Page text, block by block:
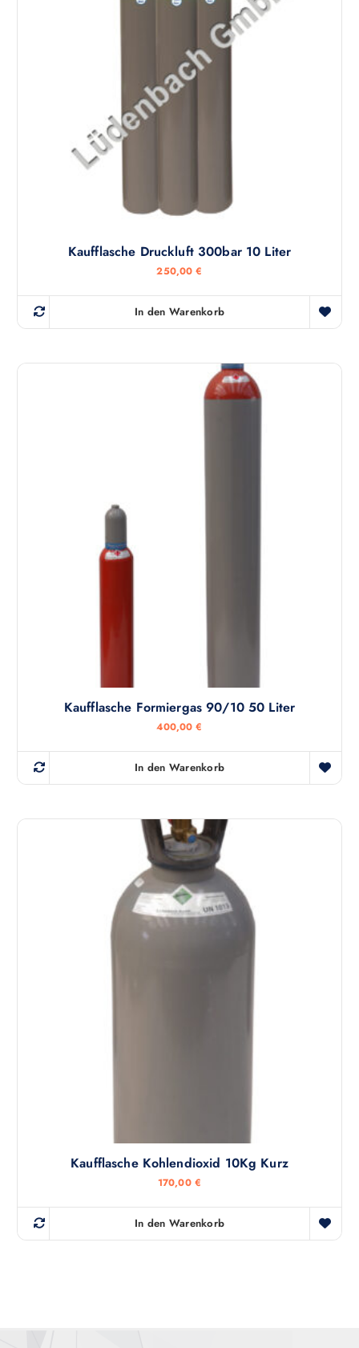
Kaufflasche Druckluft 300bar 10 Liter
250,00€
In den Warenkorb
Kaufflasche Formiergas 90/10 50 Liter
400,00€
In den Warenkorb
Kaufflasche Kohlendioxid 10Kg Kurz
170,00 €
In den Warenkorb